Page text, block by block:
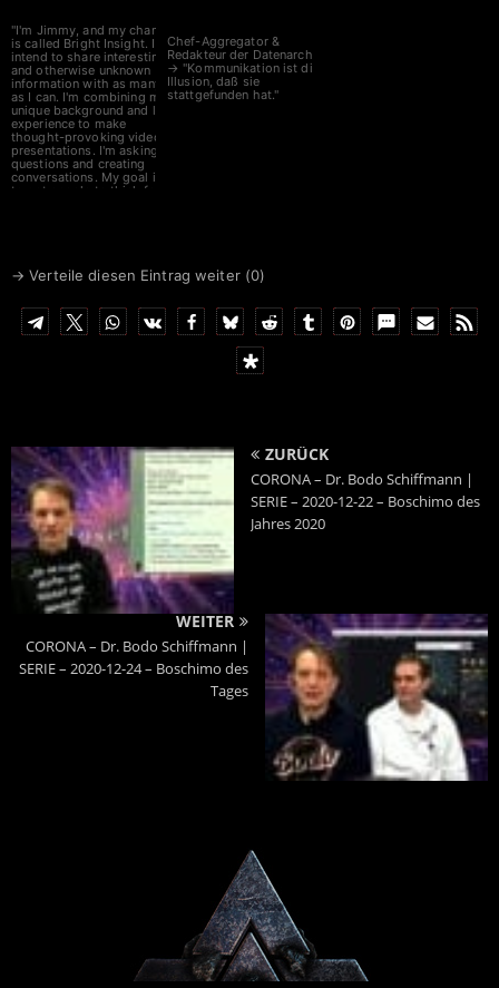
"I'm Jimmy, and my channel
is called Bright Insight. I
intend to share interesting,
and otherwise unknown
information with as many
as I can. I'm combining my
unique background and life
experience to make
thought-provoking video
presentations. I'm asking
questions and creating
conversations. My goal is
to get people to think for
Chef-Aggregator &
Redakteur der Datenarche
→ "Kommunikation ist die
Illusion, daß sie
stattgefunden hat."
→ Verteile diesen Eintrag weiter (0)
ZURÜCK
CORONA – Dr. Bodo Schiffmann |
SERIE – 2020-12-22 – Boschimo des
Jahres 2020
WEITER
CORONA – Dr. Bodo Schiffmann |
SERIE – 2020-12-24 – Boschimo des
Tages
Powered By :